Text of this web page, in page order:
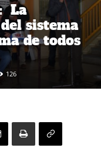
La
sistema
de todos
126